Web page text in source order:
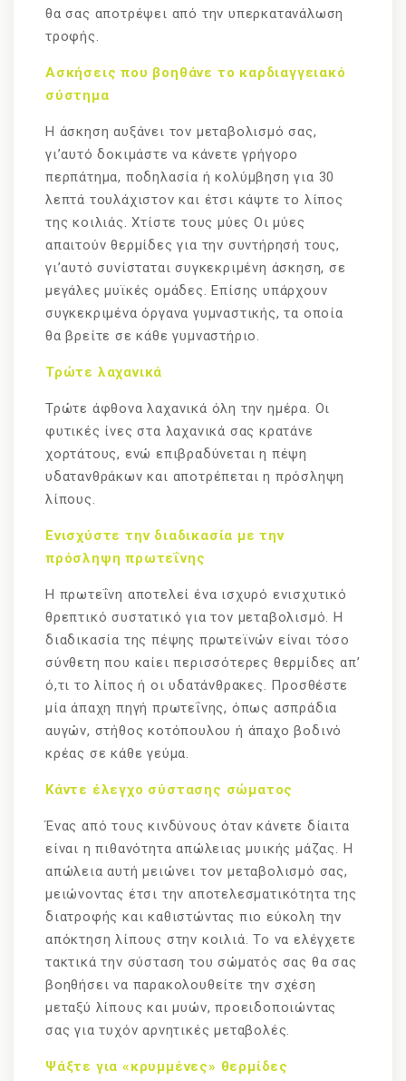
θα σας αποτρέψει από την υπερκατανάλωση
τροφής.
Ασκήσεις που βοηθάνε το καρδιαγγειακό
σύστημα
Η άσκηση αυξάνει τον μεταβολισμό σας,
γι’αυτό δοκιμάστε να κάνετε γρήγορο
περπάτημα, ποδηλασία ή κολύμβηση για 30
λεπτά τουλάχιστον και έτσι κάψτε το λίπος
της κοιλιάς. Χτίστε τους μύες Οι μύες
απαιτούν θερμίδες για την συντήρησή τους,
γι’αυτό συνίσταται συγκεκριμένη άσκηση, σε
μεγάλες μυϊκές ομάδες. Επίσης υπάρχουν
συγκεκριμένα όργανα γυμναστικής, τα οποία
θα βρείτε σε κάθε γυμναστήριο.
Τρώτε λαχανικά
Τρώτε άφθονα λαχανικά όλη την ημέρα. Οι
φυτικές ίνες στα λαχανικά σας κρατάνε
χορτάτους, ενώ επιβραδύνεται η πέψη
υδατανθράκων και αποτρέπεται η πρόσληψη
λίπους.
Ενισχύστε την διαδικασία με την
πρόσληψη πρωτεΐνης
Η πρωτεΐνη αποτελεί ένα ισχυρό ενισχυτικό
θρεπτικό συστατικό για τον μεταβολισμό. Η
διαδικασία της πέψης πρωτεϊνών είναι τόσο
σύνθετη που καίει περισσότερες θερμίδες απ’
ό,τι το λίπος ή οι υδατάνθρακες. Προσθέστε
μία άπαχη πηγή πρωτεΐνης, όπως ασπράδια
αυγών, στήθος κοτόπουλου ή άπαχο βοδινό
κρέας σε κάθε γεύμα.
Κάντε έλεγχο σύστασης σώματος
Ένας από τους κινδύνους όταν κάνετε δίαιτα
είναι η πιθανότητα απώλειας μυικής μάζας. Η
απώλεια αυτή μειώνει τον μεταβολισμό σας,
μειώνοντας έτσι την αποτελεσματικότητα της
διατροφής και καθιστώντας πιο εύκολη την
απόκτηση λίπους στην κοιλιά. Το να ελέγχετε
τακτικά την σύσταση του σώματός σας θα σας
βοηθήσει να παρακολουθείτε την σχέση
μεταξύ λίπους και μυών, προειδοποιώντας
σας για τυχόν αρνητικές μεταβολές.
Ψάξτε για «κρυμμένες» θερμίδες